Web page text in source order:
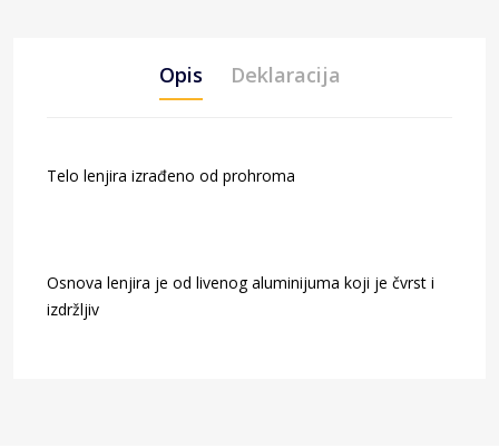
Opis Deklaracija
Telo lenjira izrađeno od prohroma
Osnova lenjira je od livenog aluminijuma koji je čvrst i
izdržljiv